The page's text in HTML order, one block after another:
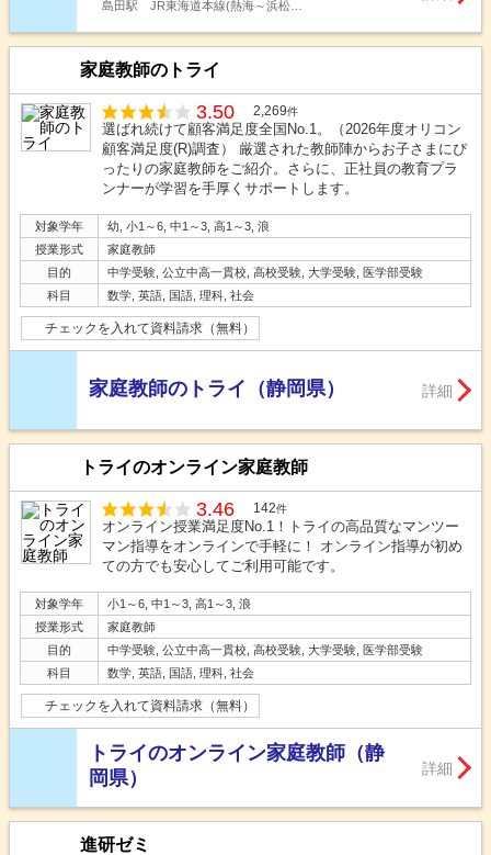
島田駅 JR東海道本線(熱海～浜松…
家庭教師のトライ
3.50 2,269件
選ばれ続けて顧客満足度全国No.1。（2026年度オリコン
顧客満足度(R)調査） 厳選された教師陣からお子さまにぴ
ったりの家庭教師をご紹介。さらに、正社員の教育プラ
ンナーが学習を手厚くサポートします。
対象学年
幼, 小1～6, 中1～3, 高1～3, 浪
授業形式
家庭教師
目的
中学受験, 公立中高一貫校, 高校受験, 大学受験, 医学部受験
科目
数学, 英語, 国語, 理科, 社会
チェックを入れて資料請求（無料）
家庭教師のトライ（静岡県） 詳細
トライのオンライン家庭教師
3.46 142件
オンライン授業満足度No.1！トライの高品質なマンツー
マン指導をオンラインで手軽に！ オンライン指導が初め
ての方でも安心してご利用可能です。
対象学年
小1～6, 中1～3, 高1～3, 浪
授業形式
家庭教師
目的
中学受験, 公立中高一貫校, 高校受験, 大学受験, 医学部受験
科目
数学, 英語, 国語, 理科, 社会
チェックを入れて資料請求（無料）
トライのオンライン家庭教師（静
岡県）
詳細
進研ゼミ